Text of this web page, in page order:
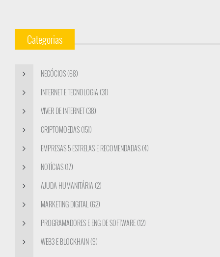
Categorias
NEGÓCIOS (68)
INTERNET E TECNOLOGIA (31)
VIVER DE INTERNET (38)
CRIPTOMOEDAS (151)
EMPRESAS 5 ESTRELAS E RECOMENDADAS (4)
NOTÍCIAS (17)
AJUDA HUMANITÁRIA (2)
MARKETING DIGITAL (62)
PROGRAMADORES E ENG DE SOFTWARE (12)
WEB3 E BLOCKHAIN (9)